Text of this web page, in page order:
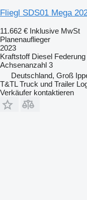
Fliegl SDS01 Mega
11.662 € Inklusive MwSt
Planenauflieger
2023
Kraftstoff Diesel Federung
Achsenanzahl 3
Deutschland, Groß
T&TL Truck und Trailer
Verkäufer kontaktieren